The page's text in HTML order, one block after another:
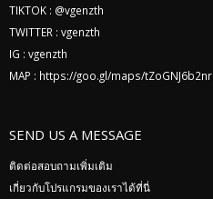
TIKTOK : @vgenzth
TWITTER : vgenzth
IG : vgenzth
MAP : https://goo.gl/maps/tZoGNJ6b2nr
SEND US A MESSAGE
ติดต่อสอบถามเพิ่มเติม
เกี่ยวกับโปรแกรมของเราได้ที่นี่